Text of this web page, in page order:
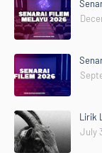
Lirik
July